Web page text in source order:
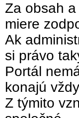
Za obsah
miere
Ak
si právo
Portál
konajú
Z týmito